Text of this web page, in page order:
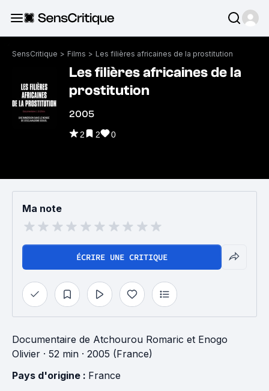
SensCritique > Films > Les filières africaines de la prostitution
Les filières africaines de la
prostitution
2005
2 2 0
Ma note
ÉCRIRE UNE CRITIQUE
Documentaire de Atchourou Romaric et Enogo
Olivier · 52 min · 2005 (France)
Pays d'origine : France